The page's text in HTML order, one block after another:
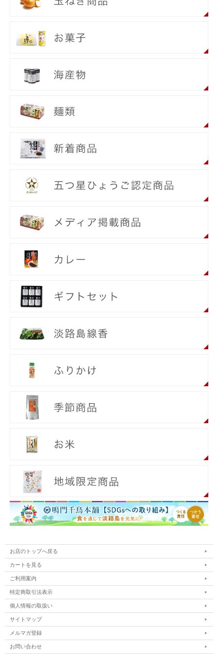
お店のトップへ戻る
カートを見る
ご利用案内
特定商取引法表示
個人情報の取扱い
サイトマップ
メルマガ登録
お問い合わせ